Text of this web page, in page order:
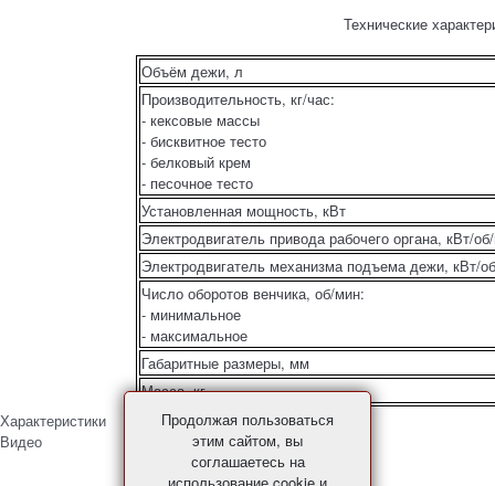
Технические
Объём дежи, л
Производительность, кг/час:
- кексовые массы
- бисквитное тесто
- белковый крем
- песочное тесто
Установленная мощность, кВт
Электродвигатель привода рабочего органа, кВт/
Электродвигатель механизма подъема дежи, кВт/
Число оборотов венчика, об/мин:
- минимальное
- максимальное
Габаритные размеры, мм
Масса, кг,
Характеристики
Видео
Продолжая пользоваться
этим сайтом, вы
соглашаетесь на